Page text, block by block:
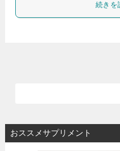
続きを
おススメサプリメント